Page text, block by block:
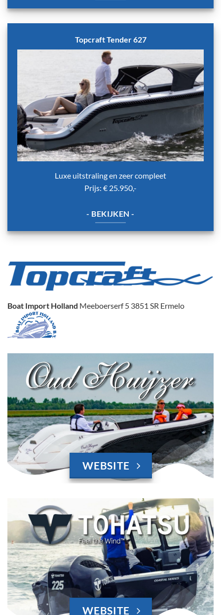
Topcraft Tender 627
Luxe uitstraling en zeer compleet
Prijs: € 25.950,-
- BEKIJKEN -
Boat Import Holland Meeboerserf 5 3851 SR Ermelo
WEBSITE
WEBSITE